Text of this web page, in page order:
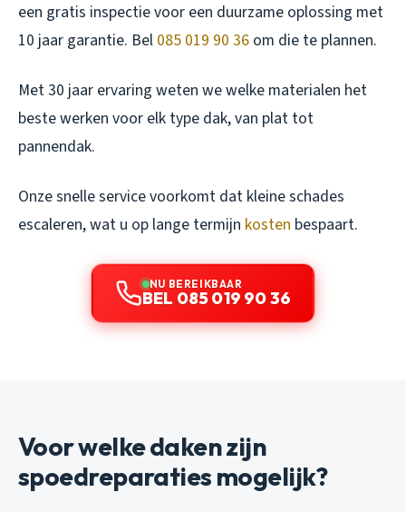
een gratis inspectie voor een duurzame oplossing met
10 jaar garantie. Bel 085 019 90 36 om die te plannen.
Met 30 jaar ervaring weten we welke materialen het
beste werken voor elk type dak, van plat tot
pannendak.
Onze snelle service voorkomt dat kleine schades
escaleren, wat u op lange termijn kosten bespaart.
NU BEREIKBAAR
BEL 085 019 90 36
Voor welke daken zijn
spoedreparaties mogelijk?